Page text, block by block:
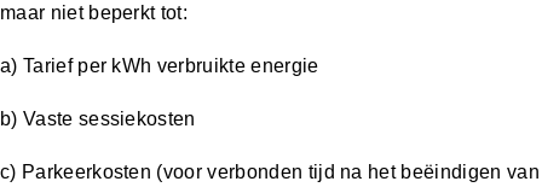
maar niet beperkt tot:
a) Tarief per kWh verbruikte energie
b) Vaste sessiekosten
c) Parkeerkosten (voor verbonden tijd na het beëindigen van